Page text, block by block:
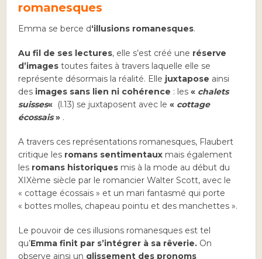
romanesques
Emma se berce d‘illusions romanesques.
Au fil de ses lectures, elle s’est créé une réserve
d’images toutes faites à travers laquelle elle se
représente désormais la réalité. Elle juxtapose ainsi
des images sans lien ni cohérence : les« chalets
suisses« (l.13) se juxtaposent avec le« cottage
écossais» .
A travers ces représentations romanesques, Flaubert
critique les romans sentimentaux mais également
les romans historiques mis à la mode au début du
XIXème siècle par le romancier Walter Scott, avec le
« cottage écossais » et un mari fantasmé qui porte
« bottes molles, chapeau pointu et des manchettes ».
Le pouvoir de ces illusions romanesques est tel
qu’Emma finit par s’intégrer à sa rêverie. On
observe ainsi un glissement des pronoms